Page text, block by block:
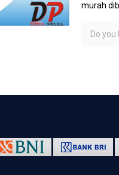
murah
Do you